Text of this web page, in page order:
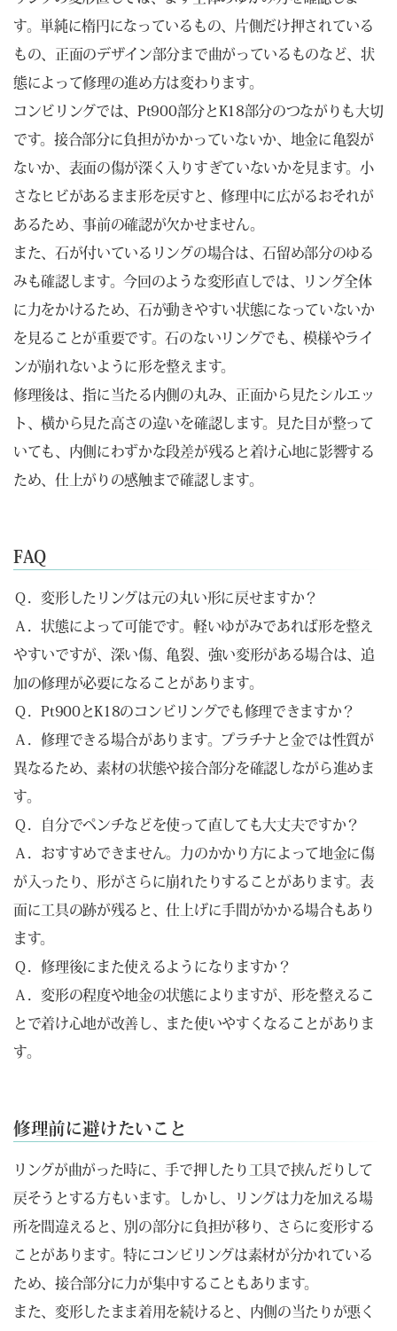
す。単純に楕円になっているもの、片側だけ押されている
もの、正面のデザイン部分まで曲がっているものなど、状
態によって修理の進め方は変わります。
コンビリングでは、Pt900部分とK18部分のつながりも大切
です。接合部分に負担がかかっていないか、地金に亀裂が
ないか、表面の傷が深く入りすぎていないかを見ます。小
さなヒビがあるまま形を戻すと、修理中に広がるおそれが
あるため、事前の確認が欠かせません。
また、石が付いているリングの場合は、石留め部分のゆる
みも確認します。今回のような変形直しでは、リング全体
に力をかけるため、石が動きやすい状態になっていないか
を見ることが重要です。石のないリングでも、模様やライ
ンが崩れないように形を整えます。
修理後は、指に当たる内側の丸み、正面から見たシルエッ
ト、横から見た高さの違いを確認します。見た目が整って
いても、内側にわずかな段差が残ると着け心地に影響する
ため、仕上がりの感触まで確認します。
FAQ
Ｑ．変形したリングは元の丸い形に戻せますか？
Ａ．状態によって可能です。軽いゆがみであれば形を整え
やすいですが、深い傷、亀裂、強い変形がある場合は、追
加の修理が必要になることがあります。
Ｑ．Pt900とK18のコンビリングでも修理できますか？
Ａ．修理できる場合があります。プラチナと金では性質が
異なるため、素材の状態や接合部分を確認しながら進めま
す。
Ｑ．自分でペンチなどを使って直しても大丈夫ですか？
Ａ．おすすめできません。力のかかり方によって地金に傷
が入ったり、形がさらに崩れたりすることがあります。表
面に工具の跡が残ると、仕上げに手間がかかる場合もあり
ます。
Ｑ．修理後にまた使えるようになりますか？
Ａ．変形の程度や地金の状態によりますが、形を整えるこ
とで着け心地が改善し、また使いやすくなることがありま
す。
修理前に避けたいこと
リングが曲がった時に、手で押したり工具で挟んだりして
戻そうとする方もいます。しかし、リングは力を加える場
所を間違えると、別の部分に負担が移り、さらに変形する
ことがあります。特にコンビリングは素材が分かれている
ため、接合部分に力が集中することもあります。
また、変形したまま着用を続けると、内側の当たりが悪く